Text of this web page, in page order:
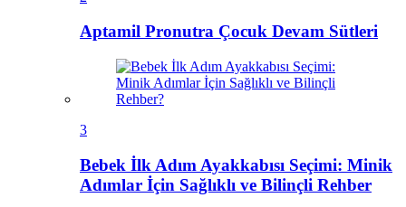
Aptamil Pronutra Çocuk Devam Sütleri
3
Bebek İlk Adım Ayakkabısı Seçimi: Minik
Adımlar İçin Sağlıklı ve Bilinçli Rehber